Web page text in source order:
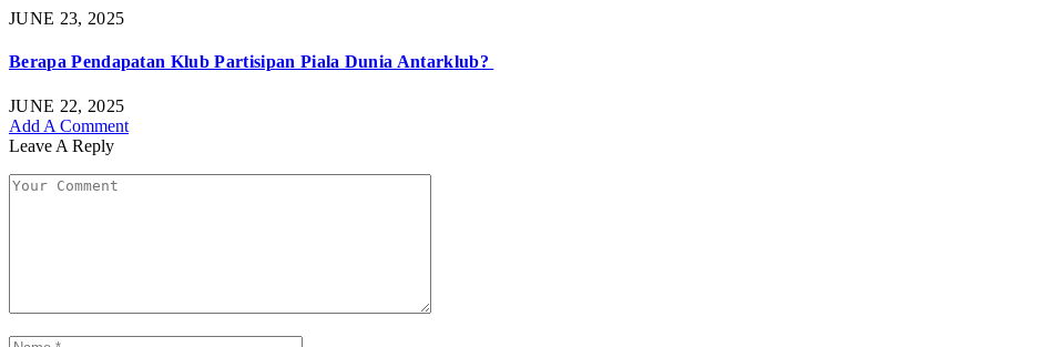
JUNE 23, 2025
Berapa Pendapatan Klub Partisipan Piala Dunia Antarklub?
JUNE 22, 2025
Add A Comment
Leave A Reply